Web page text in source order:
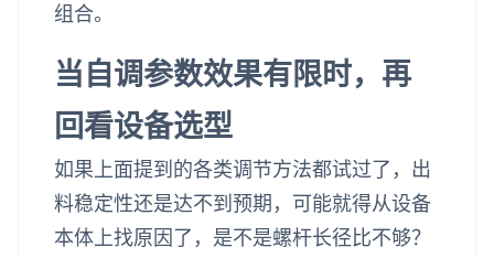
组合。
当自调参数效果有限时，再
回看设备选型
如果上面提到的各类调节方法都试过了，出
料稳定性还是达不到预期，可能就得从设备
本体上找原因了，是不是螺杆长径比不够？